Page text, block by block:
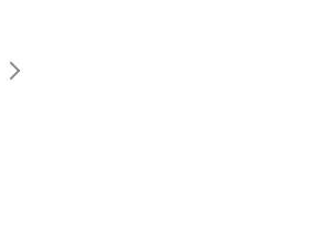
見た「人生が上手
い人」の決定的な